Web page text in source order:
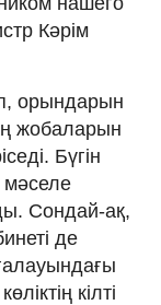
Кәрім
орындарын
жобаларын
Бүгін
мәселе
Сондай-ақ,
де
кілті